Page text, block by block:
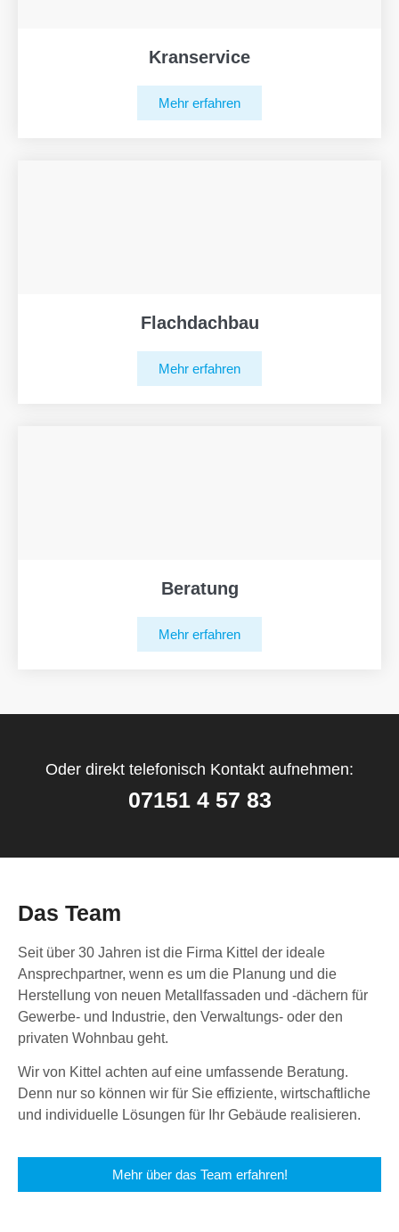
Kranservice
Mehr erfahren
Flachdachbau
Mehr erfahren
Beratung
Mehr erfahren
Oder direkt telefonisch Kontakt aufnehmen:
07151 4 57 83
Das Team
Seit über 30 Jahren ist die Firma Kittel der ideale
Ansprechpartner, wenn es um die Planung und die
Herstellung von neuen Metallfassaden und -dächern für
Gewerbe- und Industrie, den Verwaltungs- oder den
privaten Wohnbau geht.
Wir von Kittel achten auf eine umfassende Beratung.
Denn nur so können wir für Sie effiziente, wirtschaftliche
und individuelle Lösungen für Ihr Gebäude realisieren.
Mehr über das Team erfahren!